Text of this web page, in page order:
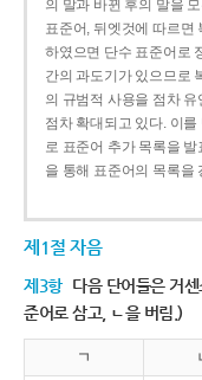
의 말과 바뀐 후의 말을
표준어, 뒤엣것에 따르면
하였으면 단수 표준어로
간의 과도기가 있으므로
의 규범적 사용을 점차
점차 확대되고 있다. 이
로 표준어 추가 목록을
을 통해 표준어의 목록을
제1절 자음
제3항 다음 단어들은 거
준어로 삼고, ㄴ을 버림.)
ㄱ